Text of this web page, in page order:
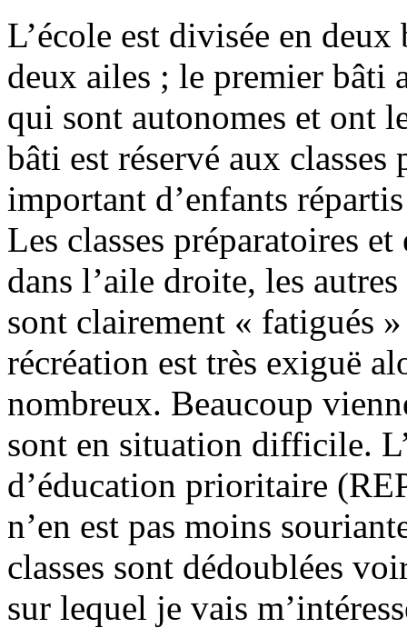
L’école est divisée en
deux ailes ; le premier bâti
qui sont autonomes et ont
bâti est réservé aux
important d’enfants
Les classes préparatoires
dans l’aile droite, les
sont clairement « fatigués
récréation est très exiguë
nombreux. Beaucoup
sont en situation difficile.
d’éducation prioritaire
n’en est pas moins
classes sont dédoublées
sur lequel je vais